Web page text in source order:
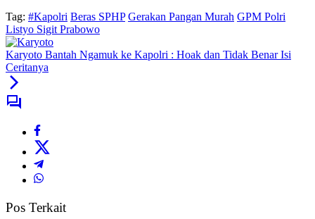
Tag: #Kapolri Beras SPHP Gerakan Pangan Murah GPM Polri
Listyo Sigit Prabowo
Karyoto Bantah Ngamuk ke Kapolri : Hoak dan Tidak Benar Isi
Ceritanya
Pos Terkait